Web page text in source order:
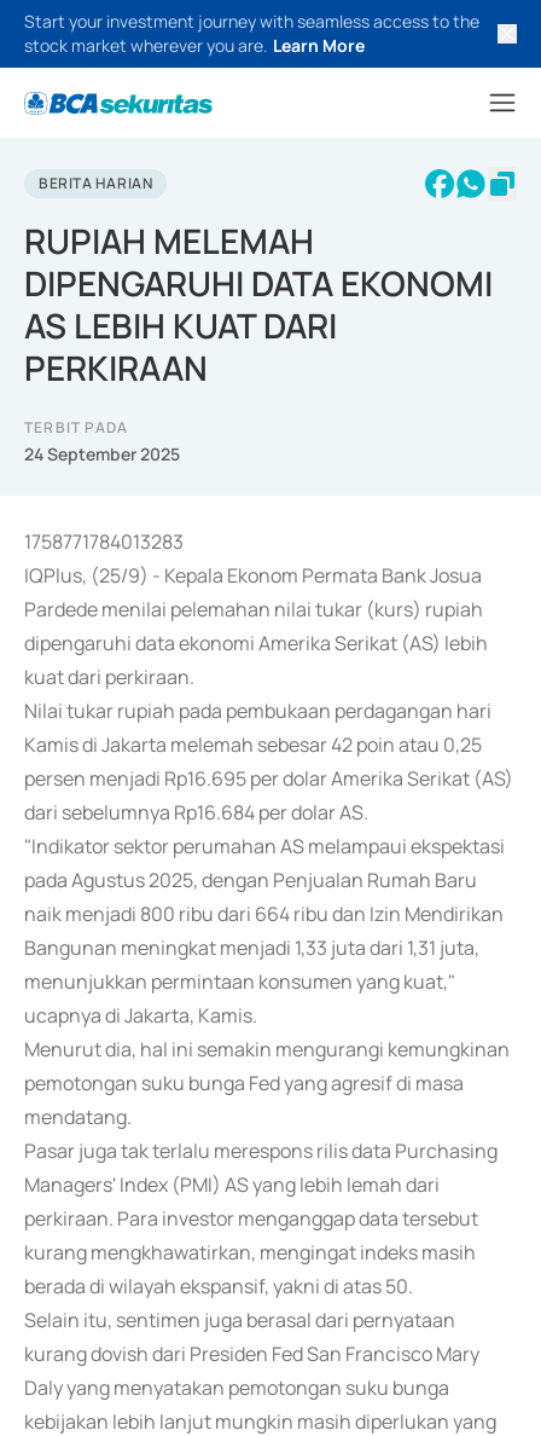
Start your investment journey with seamless access to the
stock market wherever you are. Learn More
BERITA HARIAN
RUPIAH MELEMAH
DIPENGARUHI DATA EKONOMI
AS LEBIH KUAT DARI
PERKIRAAN
TERBIT PADA
24 September 2025
1758771784013283
IQPlus, (25/9) - Kepala Ekonom Permata Bank Josua
Pardede menilai pelemahan nilai tukar (kurs) rupiah
dipengaruhi data ekonomi Amerika Serikat (AS) lebih
kuat dari perkiraan.
Nilai tukar rupiah pada pembukaan perdagangan hari
Kamis di Jakarta melemah sebesar 42 poin atau 0,25
persen menjadi Rp16.695 per dolar Amerika Serikat (AS)
dari sebelumnya Rp16.684 per dolar AS.
"Indikator sektor perumahan AS melampaui ekspektasi
pada Agustus 2025, dengan Penjualan Rumah Baru
naik menjadi 800 ribu dari 664 ribu dan Izin Mendirikan
Bangunan meningkat menjadi 1,33 juta dari 1,31 juta,
menunjukkan permintaan konsumen yang kuat,"
ucapnya di Jakarta, Kamis.
Menurut dia, hal ini semakin mengurangi kemungkinan
pemotongan suku bunga Fed yang agresif di masa
mendatang.
Pasar juga tak terlalu merespons rilis data Purchasing
Managers' Index (PMI) AS yang lebih lemah dari
perkiraan. Para investor menganggap data tersebut
kurang mengkhawatirkan, mengingat indeks masih
berada di wilayah ekspansif, yakni di atas 50.
Selain itu, sentimen juga berasal dari pernyataan
kurang dovish dari Presiden Fed San Francisco Mary
Daly yang menyatakan pemotongan suku bunga
kebijakan lebih lanjut mungkin masih diperlukan yang